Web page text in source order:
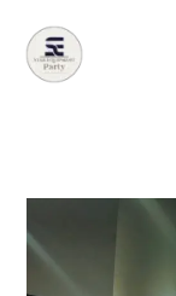
konten